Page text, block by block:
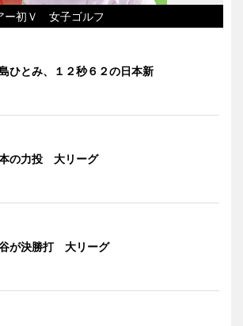
ー初Ｖ 女子ゴルフ
ひとみ、１２秒６２の日本新
の力投 大リーグ
が決勝打 大リーグ